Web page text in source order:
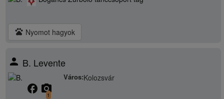
pets Nyomot hagyok
person B. Levente
Város:Kolozsvár
facebook camera_alt
1